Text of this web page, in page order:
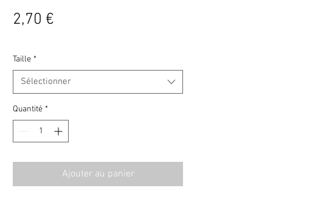
2,70 €
Taille *
Sélectionner
Quantité *
Ajouter au panier